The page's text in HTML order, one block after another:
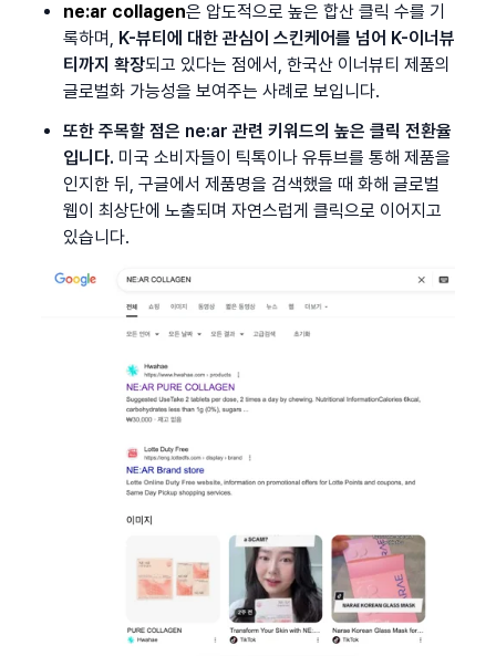
ne:ar collagen은 압도적으로 높은 합산 클릭 수를 기
록하며, K-뷰티에 대한 관심이 스킨케어를 넘어 K-이너뷰
티까지 확장되고 있다는 점에서, 한국산 이너뷰티 제품의
글로벌화 가능성을 보여주는 사례로 보입니다.
또한 주목할 점은 ne:ar 관련 키워드의 높은 클릭 전환율
입니다. 미국 소비자들이 틱톡이나 유튜브를 통해 제품을
인지한 뒤, 구글에서 제품명을 검색했을 때 화해 글로벌
웹이 최상단에 노출되며 자연스럽게 클릭으로 이어지고
있습니다.